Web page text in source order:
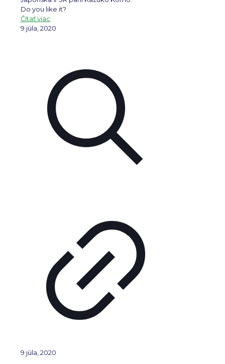
Do you like it?
Čítať viac
9 júla, 2020
9 júla, 2020